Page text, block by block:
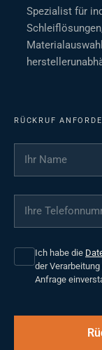
Spezialist für
RÜCKRUF
Ihr Name
Ihre
Ich habe die
der
Anfrage